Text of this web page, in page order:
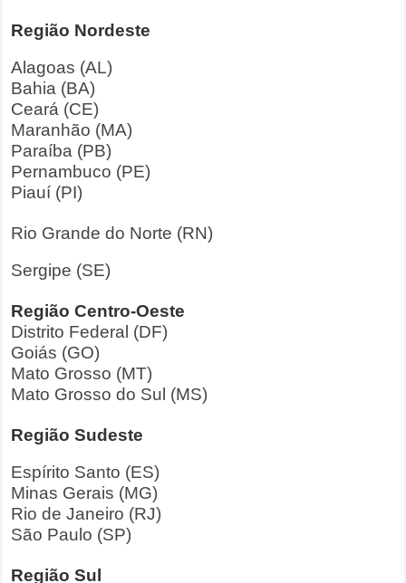
Região Nordeste
Alagoas (AL)
Bahia (BA)
Ceará (CE)
Maranhão (MA)
Paraíba (PB)
Pernambuco (PE)
Piauí (PI)
Rio Grande do Norte (RN)
Sergipe (SE)
Região Centro-Oeste
Distrito Federal (DF)
Goiás (GO)
Mato Grosso (MT)
Mato Grosso do Sul (MS)
Região Sudeste
Espírito Santo (ES)
Minas Gerais (MG)
Rio de Janeiro (RJ)
São Paulo (SP)
Região Sul